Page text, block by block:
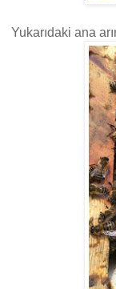
Yukarıdaki ana